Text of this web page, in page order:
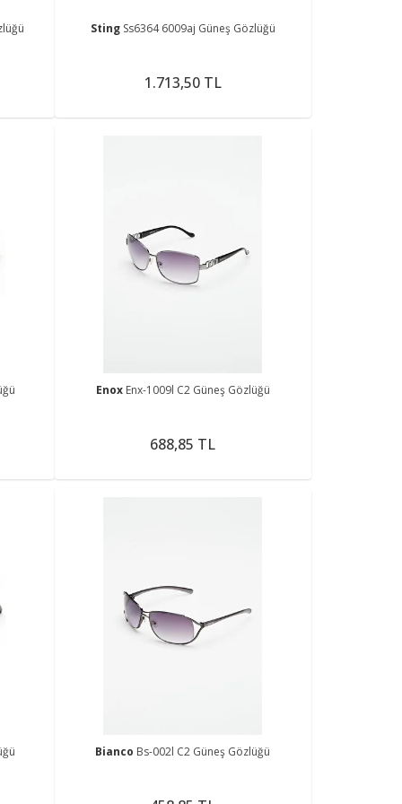
Sting Ss6364 6009aj Güneş Gözlüğü
1.713,50 TL
Enox Enx-1009l C2 Güneş Gözlüğü
688,85 TL
Bianco Bs-002l C2 Güneş Gözlüğü